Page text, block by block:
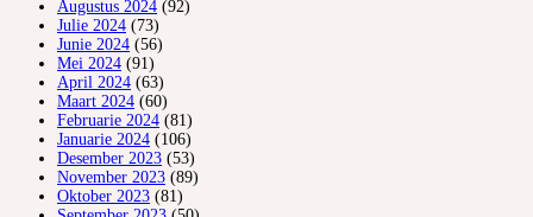
Augustus 2024 (92)
Julie 2024 (73)
Junie 2024 (56)
Mei 2024 (91)
April 2024 (63)
Maart 2024 (60)
Februarie 2024 (81)
Januarie 2024 (106)
Desember 2023 (53)
November 2023 (89)
Oktober 2023 (81)